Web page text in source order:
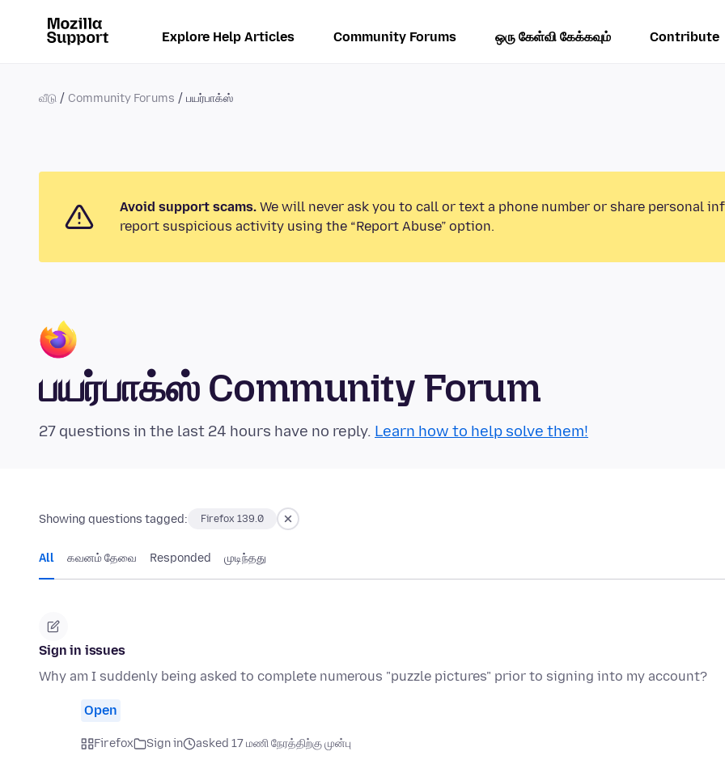
Explore Help Articles Community Forums ஒரு கேள்வி கேக்கவும் Contribute
வீடு Community Forums பயர்பாக்ஸ்
Avoid support scams. We will never ask you to call or text a phone number or share personal
report suspicious activity using the “Report Abuse” option.
பயர்பாக்ஸ் Community Forum
27 questions in the last 24 hours have no reply. Learn how to help solve them!
Showing questions tagged: Firefox 139.0
All கவனம் தேவை Responded முடிந்தது
Sign in issues
Why am I suddenly being asked to complete numerous "puzzle pictures" prior to signing into my account?
Open
Firefox Sign in asked 17 மணி நேரத்திற்கு முன்பு